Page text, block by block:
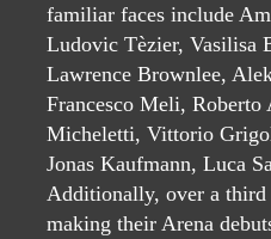
familiar faces include
Ludovic Tèzier, Vasilisa
Lawrence Brownlee,
Francesco Meli, Roberto
Micheletti, Vittorio
Jonas Kaufmann, Luca
Additionally, over a
making their Arena